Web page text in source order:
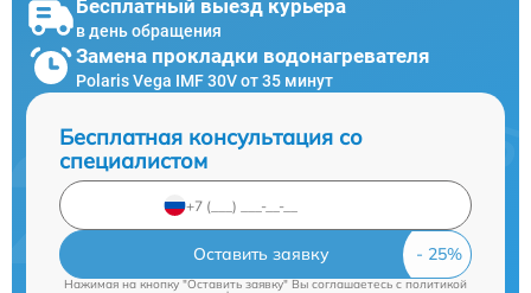
Бесплатный выезд курьера
в день обращения
Замена прокладки водонагревателя
Polaris Vega IMF 30V от 35 минут
Бесплатная консультация со
специалистом
Оставить заявку
Нажимая на кнопку "Оставить заявку" Вы соглашаетесь cполитикой